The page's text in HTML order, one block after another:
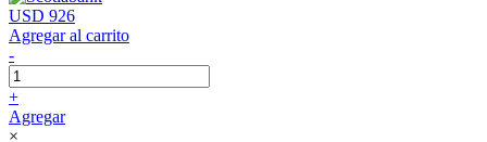
USD 926
Agregar al carrito
-
+
Agregar
×